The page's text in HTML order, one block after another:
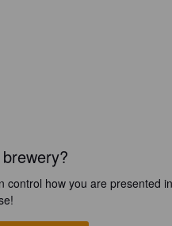
control how you are presented